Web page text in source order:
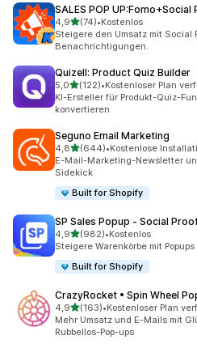
SALES POP UP:Fomo+Social
4,9von 5 Sternen
(74)
74 Rezensionen insgesamt
•Kostenlos
Steigere den Umsatz mit Social
Benachrichtigungen.
Quizell: Product Quiz Builder
5,0von 5 Sternen
(122)
122 Rezensionen insgesamt
•Kostenloser Plan
KI-Ersteller für Produkt-Quiz-
konvertieren
Seguno Email Marketing
4,8von 5 Sternen
(644)
644 Rezensionen insgesamt
•Kostenlose
E-Mail-Marketing-Newsletter
Sidekick
Built for Shopify
SP Sales Popup ‑ Social
4,9von 5 Sternen
(982)
982 Rezensionen insgesamt
•Kostenlos
Steigere Warenkörbe mit
Built for Shopify
CrazyRocket • Spin Wheel
4,9von 5 Sternen
(163)
163 Rezensionen insgesamt
•Kostenloser Plan
Mehr Umsatz und E-Mails mit
Rubbellos-Pop-ups